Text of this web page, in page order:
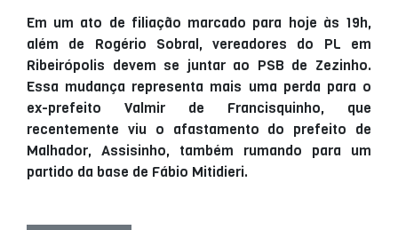
Em um ato de filiação marcado para hoje às 19h,
além de Rogério Sobral, vereadores do PL em
Ribeirópolis devem se juntar ao PSB de Zezinho.
Essa mudança representa mais uma perda para o
ex-prefeito Valmir de Francisquinho, que
recentemente viu o afastamento do prefeito de
Malhador, Assisinho, também rumando para um
partido da base de Fábio Mitidieri.